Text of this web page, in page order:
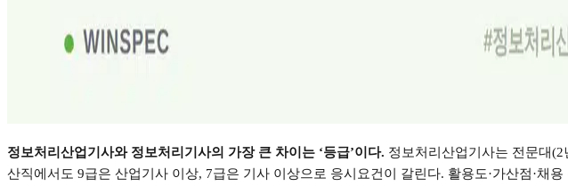
정보처리산업기사와 정보처리기사의 가장 큰 차이는 ‘등급’이다. 정보처리산업기사는 전문대(2
산직에서도 9급은 산업기사 이상, 7급은 기사 이상으로 응시요건이 갈린다. 활용도·가산점·채용